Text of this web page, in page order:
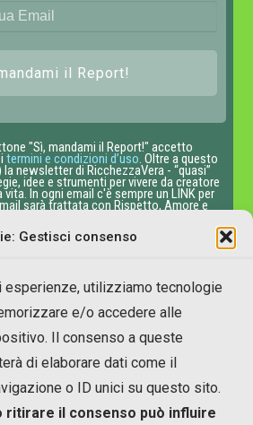
Gestisci consenso
esperienze, utilizziamo tecnologie
e/o accedere alle
Il consenso a queste
di elaborare dati come il
o ID unici su questo sito.
ritirare il consenso può influire
il Report!
"Sì, mandami il Report!" accetto
termini e condizioni d’uso. Oltre a questo
newsletter di RicchezzaVera - “quasi”
idee e strumenti per vivere da creatore
In ogni email c'è sempre un LINK per
sarà trattata con Rispetto, Amore e
2023 RicchezzaVera.com
Temple Shpk